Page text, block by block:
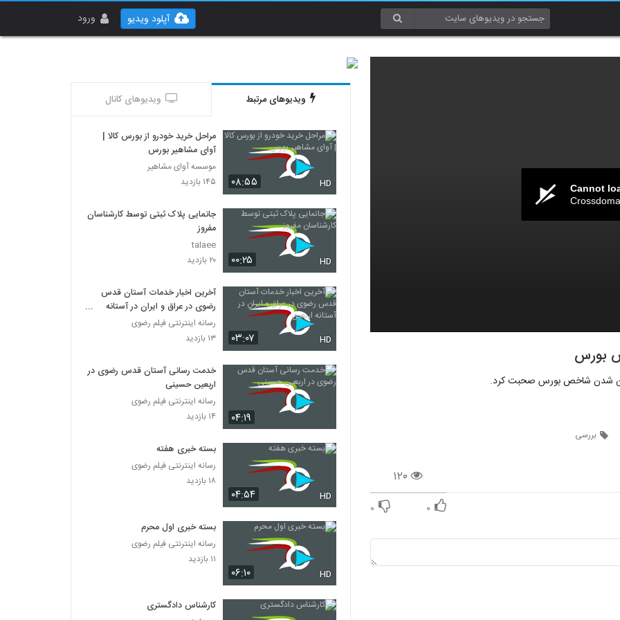
ورود آپلود ویدیو
Cannot
بورس
شدن شاخص بورس صحبت کرد.
بررسی
۱۲۰
۰ ۰
ویدیوهای مرتبط ویدیوهای کانال
۰۸:۵۵ HD
مراحل خرید خودرو از بورس کالا |
آوای مشاهیر بورس
موسسه آوای مشاهیر
۱۴۵ بازدید
۰۰:۲۵ HD
جانمایی پلاک ثبتی توسط کارشناسان
مفروز
talaee
۲۰ بازدید
۰۳:۰۷ HD
آخرین اخبار خدمات آستان قدس
رضوی در عراق و ایران در آستانه
اربعین
رسانه اینترنتی فیلم رضوی
۱۳ بازدید
۰۴:۱۹
خدمت رسانی آستان قدس رضوی در
اربعین حسینی
رسانه اینترنتی فیلم رضوی
۱۴ بازدید
۰۴:۵۴ HD
بسته خبری هفته
رسانه اینترنتی فیلم رضوی
۱۸ بازدید
۰۶:۱۰ HD
بسته خبری اول محرم
رسانه اینترنتی فیلم رضوی
۱۱ بازدید
کارشناس دادگستری